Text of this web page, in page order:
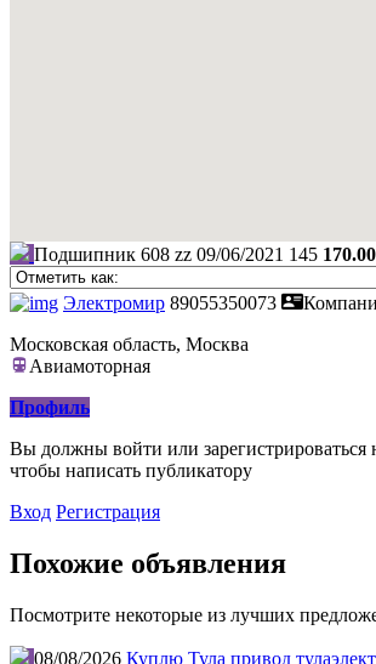
Подшипник 608 zz 09/06/2021 145
Электромир 89055350073
Московская область, Москва
Авиамоторная
Профиль
Вы должны войти или зарегистрироваться
чтобы написать публикатору
Вход Регистрация
Похожие объявления
Посмотрите некоторые из лучших
08/08/2026 Куплю Тула привод